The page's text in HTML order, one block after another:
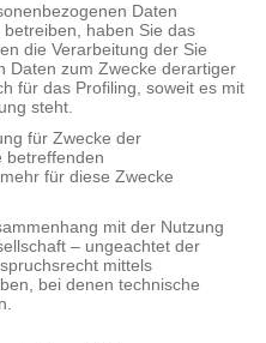
Daten
haben Sie das
die Verarbeitung der Sie
Daten zum Zwecke derartiger
für das Profiling, soweit es mit
steht.
für Zwecke der
betreffenden
für diese Zwecke
mit der Nutzung
– ungeachtet der
mittels
bei denen technische